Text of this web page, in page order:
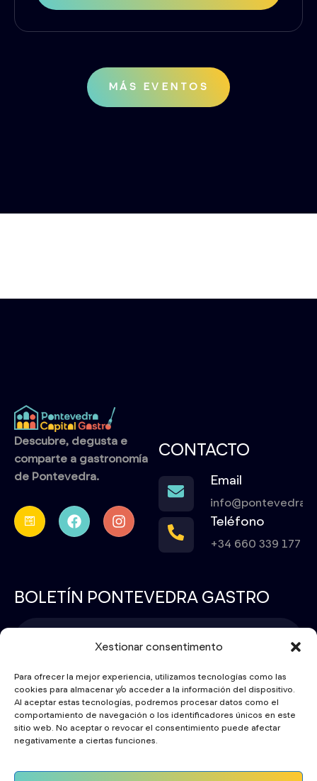
Xestionar consentimento
Para ofrecer la mejor experiencia, utilizamos tecnologías como las
cookies para almacenar y/o acceder a la información del dispositivo.
Al aceptar estas tecnologías, podremos procesar datos como el
comportamiento de navegación o los identificadores únicos en este
sitio web. No aceptar o revocar el consentimiento puede afectar
negativamente a ciertas funciones.
MÁS EVENTOS
Descubre, degusta e
comparte a gastronomía
de Pontevedra.
CONTACTO
Email
Teléfono
+34 660 339 177
BOLETÍN PONTEVEDRA GASTRO
SUBSCRIBIRME